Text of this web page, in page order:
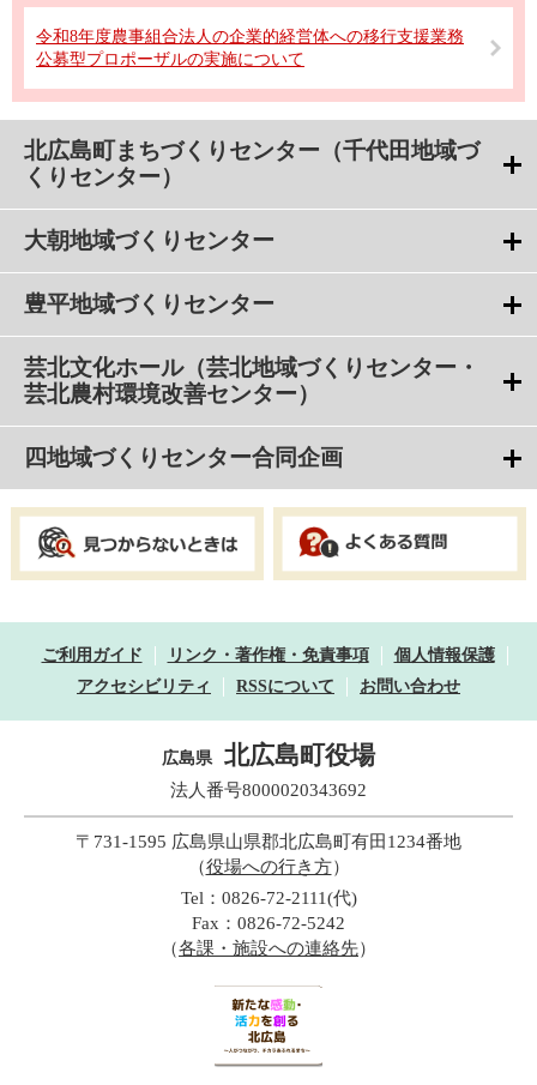
令和8年度農事組合法人の企業的経営体への移行支援業務
公募型プロポーザルの実施について
北広島町まちづくりセンター（千代田地域づ
くりセンター）
大朝地域づくりセンター
豊平地域づくりセンター
芸北文化ホール（芸北地域づくりセンター・
芸北農村環境改善センター）
四地域づくりセンター合同企画
ご利用ガイド リンク・著作権・免責事項
個人情報保護
アクセシビリティ
RSSについて お問い合わせ
広島県 北広島町役場
法人番号8000020343692
〒731-1595 広島県山県郡北広島町有田1234番地
（役場への行き方）
Tel：0826-72-2111(代)
Fax：0826-72-5242
（各課・施設への連絡先）